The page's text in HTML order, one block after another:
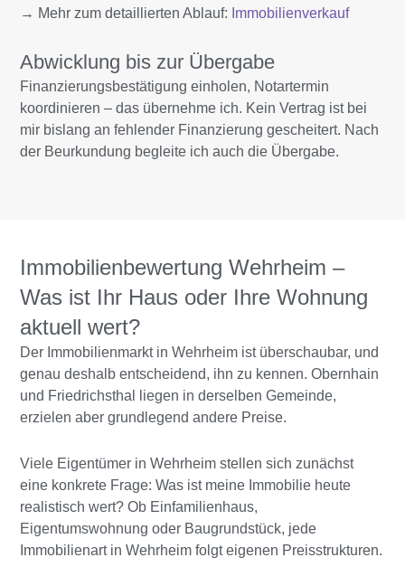
→ Mehr zum detaillierten Ablauf: Immobilienverkauf
Abwicklung bis zur Übergabe
Finanzierungsbestätigung einholen, Notartermin
koordinieren – das übernehme ich. Kein Vertrag ist bei
mir bislang an fehlender Finanzierung gescheitert. Nach
der Beurkundung begleite ich auch die Übergabe.
Immobilienbewertung Wehrheim –
Was ist Ihr Haus oder Ihre Wohnung
aktuell wert?
Der Immobilienmarkt in Wehrheim ist überschaubar, und
genau deshalb entscheidend, ihn zu kennen. Obernhain
und Friedrichsthal liegen in derselben Gemeinde,
erzielen aber grundlegend andere Preise.
Viele Eigentümer in Wehrheim stellen sich zunächst
eine konkrete Frage: Was ist meine Immobilie heute
realistisch wert? Ob Einfamilienhaus,
Eigentumswohnung oder Baugrundstück, jede
Immobilienart in Wehrheim folgt eigenen Preisstrukturen.